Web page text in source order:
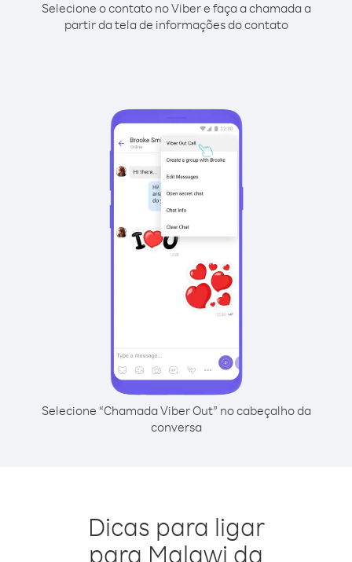
Selecione o contato no Viber e faça a chamada a
partir da tela de informações do contato
Selecione “Chamada Viber Out” no cabeçalho da
conversa
Dicas para ligar
para Malawi da